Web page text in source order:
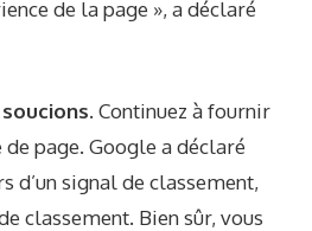
de la page », a déclaré
Continuez à fournir
page. Google a déclaré
d’un signal de classement,
classement. Bien sûr, vous